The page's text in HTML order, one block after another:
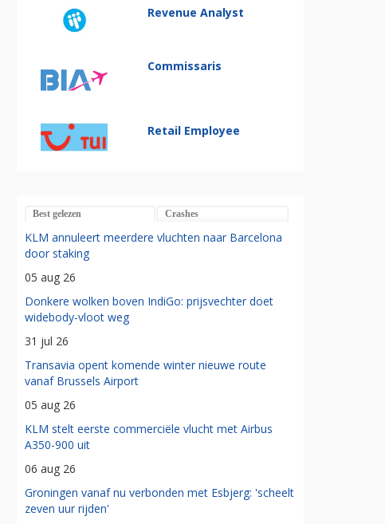
Revenue Analyst
Commissaris
Retail Employee
Best gelezen Crashes
KLM annuleert meerdere vluchten naar Barcelona
door staking
05 aug 26
Donkere wolken boven IndiGo: prijsvechter doet
widebody-vloot weg
31 jul 26
Transavia opent komende winter nieuwe route
vanaf Brussels Airport
05 aug 26
KLM stelt eerste commerciële vlucht met Airbus
A350-900 uit
06 aug 26
Groningen vanaf nu verbonden met Esbjerg: 'scheelt
zeven uur rijden'